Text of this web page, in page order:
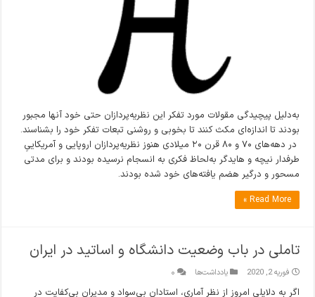
به‌دلیل پیچیدگی مقولات مورد تفکر این نظریه‌پردازان حتی خود آنها مجبور
بودند تا اندازه‌ای مکث کنند تا بخوبی و روشنی تبعات تفکر خود را بشناسند.
در دهه‌های ۷۰ و ۸۰ قرن ۲۰ میلادی هنوز نظریه‌پردازان اروپایی و آمریکاییِ
طرفدار نیچه و هایدگر به‌لحاظ فکری به انسجام نرسیده بودند و برای مدتی
مسحور و درگیر هضم یافته‌های خود شده بودند.
Read More »
تاملی در باب وضعیت دانشگاه و اساتید در ایران
فوریه 2, 2020 یادداشت‌ها ۰
اگر به دلایلی امروز از نظر آماری، استادان بی‌سواد و مدیران بی‌کفایت در